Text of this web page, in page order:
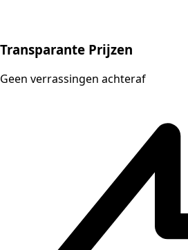
Transparante Prijzen
Geen verrassingen achteraf